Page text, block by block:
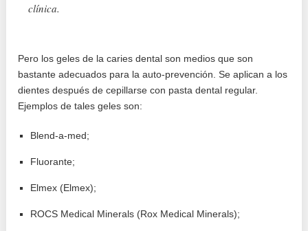
clínica.
Pero los geles de la caries dental son medios que son
bastante adecuados para la auto-prevención. Se aplican a los
dientes después de cepillarse con pasta dental regular.
Ejemplos de tales geles son:
Blend-a-med;
Fluorante;
Elmex (Elmex);
ROCS Medical Minerals (Rox Medical Minerals);